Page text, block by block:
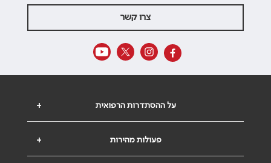
צרו קשר
+ על ההסתדרות הרפואית
+ פעולות מהירות